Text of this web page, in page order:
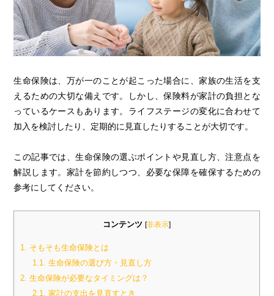
生命保険は、万が一のことが起こった場合に、家族の生活を支
えるための大切な備えです。しかし、保険料が家計の負担とな
っているケースもあります。ライフステージの変化に合わせて
加入を検討したり、定期的に見直したりすることが大切です。
この記事では、生命保険の選ぶポイントや見直し方、注意点を
解説します。家計を節約しつつ、必要な保障を確保するための
参考にしてください。
コンテンツ [非表示]
1. そもそも生命保険とは
1.1. 生命保険の選び方・見直し方
2. 生命保険が必要なタイミングは？
2.1. 家計の支出を見直すとき